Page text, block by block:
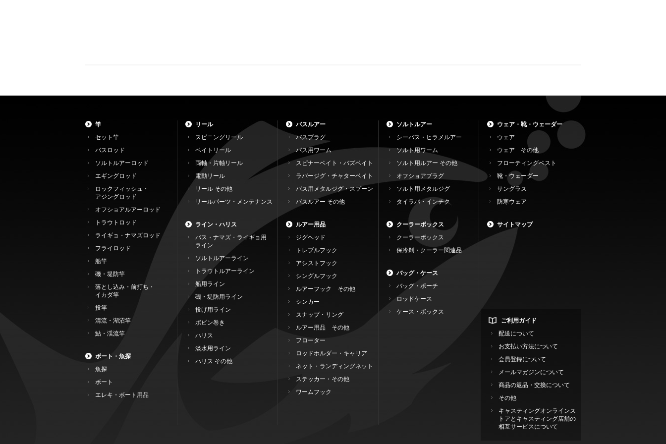
竿
セット竿
バスロッド
ソルトルアーロッド
エギングロッド
ロックフィッシュ・
アジングロッド
オフショアルアーロッド
トラウトロッド
ライギョ・ナマズロッド
フライロッド
船竿
磯・堤防竿
落とし込み・前打ち・
イカダ竿
投竿
清流・湖沼竿
鮎・渓流竿
ボート・魚探
魚探
ボート
エレキ・ボート用品
リール
スピニングリール
ベイトリール
両軸・片軸リール
電動リール
リール その他
リールパーツ・メンテナンス
ライン・ハリス
バス・ナマズ・ライギョ用
ライン
ソルトルアーライン
トラウトルアーライン
船用ライン
磯・堤防用ライン
投げ用ライン
ボビン巻き
ハリス
淡水用ライン
ハリス その他
バスルアー
バスプラグ
バス用ワーム
スピナーベイト・バズベイト
ラバージグ・チャターベイト
バス用メタルジグ・スプーン
バスルアー その他
ルアー用品
ジグヘッド
トレブルフック
アシストフック
シングルフック
ルアーフック その他
シンカー
スナップ・リング
ルアー用品 その他
フローター
ロッドホルダー・キャリア
ネット・ランディングネット
ステッカー・その他
ワームフック
ソルトルアー
シーバス・ヒラメルアー
ソルト用ワーム
ソルト用ルアー その他
オフショアプラグ
ソルト用メタルジグ
タイラバ・インチク
クーラーボックス
クーラーボックス
保冷剤・クーラー関連品
バッグ・ケース
バッグ・ポーチ
ロッドケース
ケース・ボックス
ウェア・靴・ウェーダー
ウェア
ウェア その他
フローティングベスト
靴・ウェーダー
サングラス
防寒ウェア
サイトマップ
ご利用ガイド
配送について
お支払い方法について
会員登録について
メールマガジンについて
商品の返品・交換について
その他
キャスティングオンラインス
トアとキャスティング店舗の
相互サービスについて